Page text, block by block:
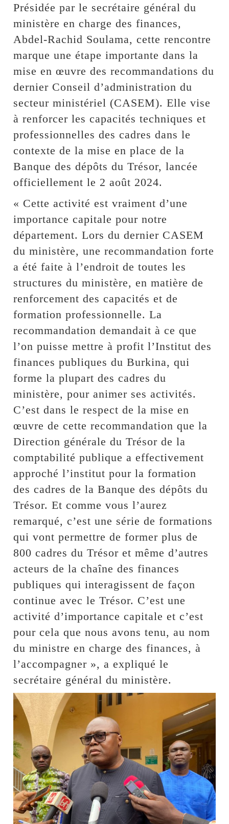
Présidée par le secrétaire général du
ministère en charge des finances,
Abdel-Rachid Soulama, cette rencontre
marque une étape importante dans la
mise en œuvre des recommandations du
dernier Conseil d’administration du
secteur ministériel (CASEM). Elle vise
à renforcer les capacités techniques et
professionnelles des cadres dans le
contexte de la mise en place de la
Banque des dépôts du Trésor, lancée
officiellement le 2 août 2024.
« Cette activité est vraiment d’une
importance capitale pour notre
département. Lors du dernier CASEM
du ministère, une recommandation forte
a été faite à l’endroit de toutes les
structures du ministère, en matière de
renforcement des capacités et de
formation professionnelle. La
recommandation demandait à ce que
l’on puisse mettre à profit l’Institut des
finances publiques du Burkina, qui
forme la plupart des cadres du
ministère, pour animer ses activités.
C’est dans le respect de la mise en
œuvre de cette recommandation que la
Direction générale du Trésor de la
comptabilité publique a effectivement
approché l’institut pour la formation
des cadres de la Banque des dépôts du
Trésor. Et comme vous l’aurez
remarqué, c’est une série de formations
qui vont permettre de former plus de
800 cadres du Trésor et même d’autres
acteurs de la chaîne des finances
publiques qui interagissent de façon
continue avec le Trésor. C’est une
activité d’importance capitale et c’est
pour cela que nous avons tenu, au nom
du ministre en charge des finances, à
l’accompagner », a expliqué le
secrétaire général du ministère.